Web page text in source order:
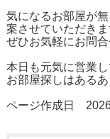
気になるお部屋が
案させていただきま
ぜひお気軽にお問
本日も元気に営業し
お部屋探しはある
ページ作成日